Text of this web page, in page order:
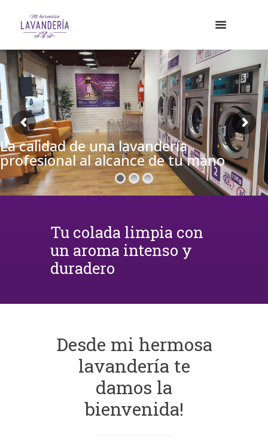
La calidad de una lavandería
profesional al alcance de tu mano
Tu colada limpia con
un aroma intenso y
duradero
Desde mi hermosa
lavandería te
damos la
bienvenida!